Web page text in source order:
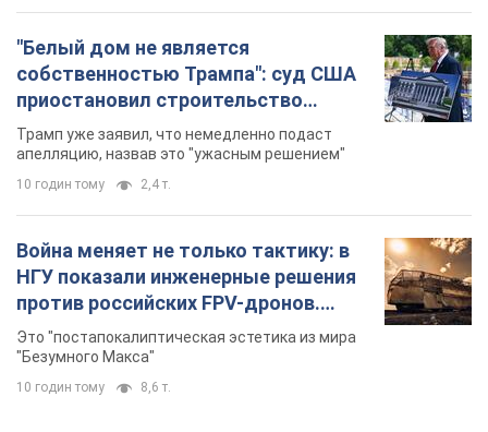
"Белый дом не является
собственностью Трампа": суд США
приостановил строительство
бального зала стоимостью 400 млн
долларов
Трамп уже заявил, что немедленно подаст
апелляцию, назвав это "ужасным решением"
10 годин тому 2,4 т.
Война меняет не только тактику: в
НГУ показали инженерные решения
против российских FPV-дронов.
Фото
Это "постапокалиптическая эстетика из мира
"Безумного Макса"
10 годин тому 8,6 т.